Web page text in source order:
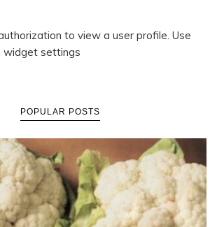
to view a user profile. Use
widget settings
POPULAR POSTS